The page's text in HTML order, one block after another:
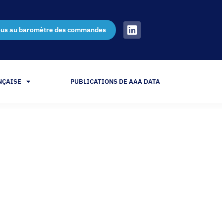
au baromètre des commandes
PUBLICATIONS DE AAA DATA